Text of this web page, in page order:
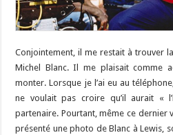
Conjointement, il me restait à trouver
Michel Blanc. Il me plaisait comme
monter. Lorsque je l’ai eu au
ne voulait pas croire qu’il aurait «
partenaire. Pourtant, même ce dernier
présenté une photo de Blanc à Lewis,